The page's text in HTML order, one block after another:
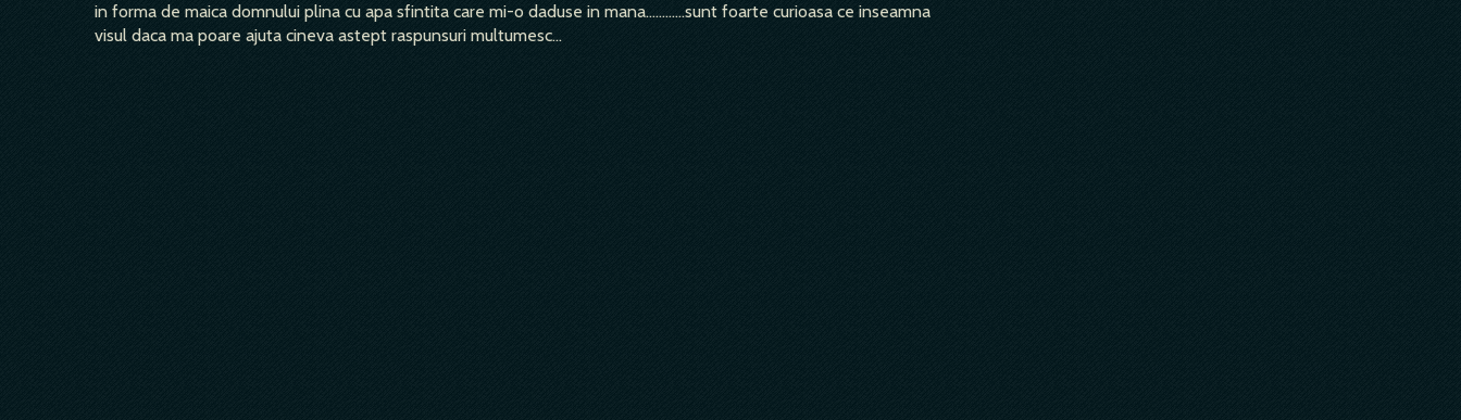
in forma de maica domnului plina cu apa sfintita care mi-o daduse in mana............sunt foarte curioasa ce inseamna
visul daca ma poare ajuta cineva astept raspunsuri multumesc...